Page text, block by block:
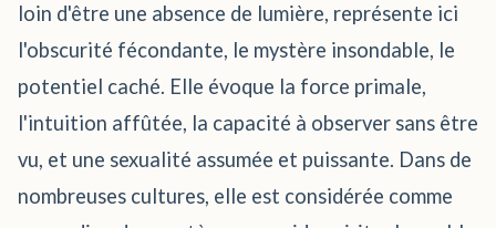
loin d'être une absence de lumière, représente ici
l'obscurité fécondante, le mystère insondable, le
potentiel caché. Elle évoque la force primale,
l'intuition affûtée, la capacité à observer sans être
vu, et une sexualité assumée et puissante. Dans de
nombreuses cultures, elle est considérée comme